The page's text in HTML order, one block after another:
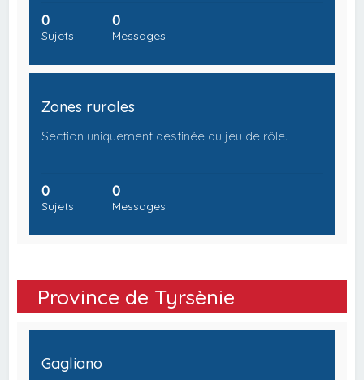
0
Sujets
0
Messages
Zones rurales
Section uniquement destinée au jeu de rôle.
0
Sujets
0
Messages
Province de Tyrsènie
Gagliano